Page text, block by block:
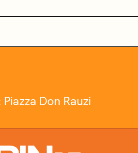
Piazza Don Rauzi